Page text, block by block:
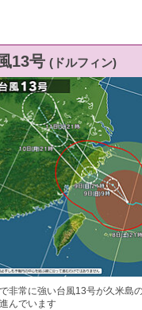
13号 (ドルフィン)
非常に強い台風13号が久米島
んでいます